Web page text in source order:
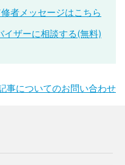
者メッセージはこちら
イザーに相談する(無料)
事についてのお問い合わせ